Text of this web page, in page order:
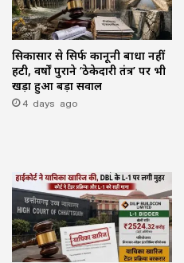
सिकासार से सिर्फ कानूनी बाधा नहीं
हटी, वर्षों पुराने ‘ठेकेदारी तंत्र’ पर भी
खड़ा हुआ बड़ा सवाल
4 days ago